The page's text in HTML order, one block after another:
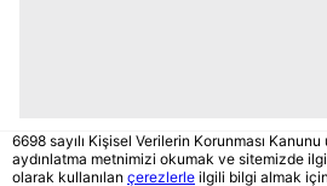
6698 sayılı Kişisel Verilerin Korunması Kanunu
aydınlatma metnimizi okumak ve sitemizde
olarak kullanılan çerezlerle ilgili bilgi almak